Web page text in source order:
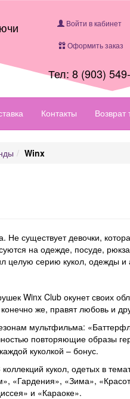
Войти в кабинет
Оформить заказ
Тел: 8 (903)
Контакты Возврат
Winx
Не существует девочки,
на одежде, посуде,
целую серию кукол, одежды и
Winx Club окунет своих
же, правят любовь и
мультфильма:
повторяющие образы
куколкой – бонус.
кукол, одетых в
«Гардения», «Зима»,
и «Караоке».